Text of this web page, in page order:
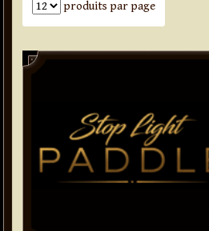
produits par page
Paddle